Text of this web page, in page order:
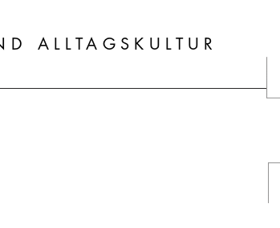
ALLTAGSKULTUR